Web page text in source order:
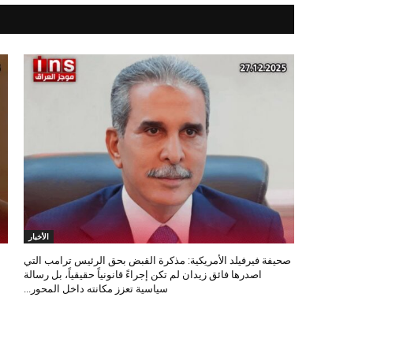
الأخبار
صحيفة فيرفيلد الأمريكية: مذكرة القبض بحق الرئيس ترامب التي
اصدرها فائق زيدان لم تكن إجراءً قانونياً حقيقياً، بل رسالة
سياسية تعزز مكانته داخل المحور...